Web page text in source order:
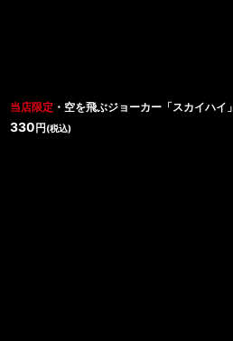
当店限定 ・空を飛ぶジョーカー「スカイハイ」
330 円 (税込)